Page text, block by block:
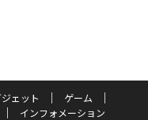
ェット
ゲーム
インフォメーション